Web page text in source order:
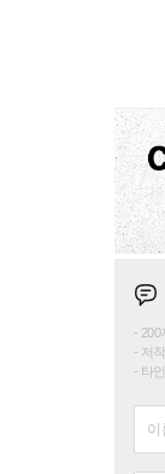
200
저
타